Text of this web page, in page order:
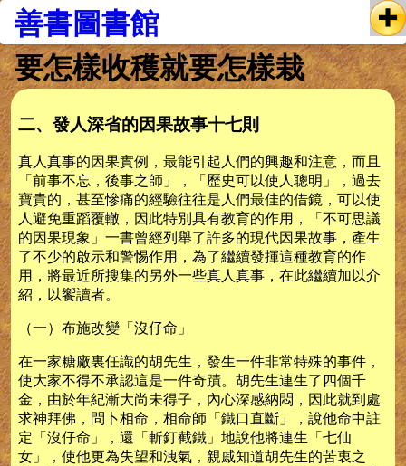
善書圖書館
要怎樣收穫就要怎樣栽
二、發人深省的因果故事十七則
真人真事的因果實例，最能引起人們的興趣和注意，而且
「前事不忘，後事之師」，「歷史可以使人聰明」，過去
寶貴的，甚至慘痛的經驗往往是人們最佳的借鏡，可以使
人避免重蹈覆轍，因此特別具有教育的作用，「不可思議
的因果現象」一書曾經列舉了許多的現代因果故事，產生
了不少的啟示和警惕作用，為了繼續發揮這種教育的作
用，將最近所搜集的另外一些真人真事，在此繼續加以介
紹，以饗讀者。
（一）布施改變「沒仔命」
在一家糖廠裏任識的胡先生，發生一件非常特殊的事件，
使大家不得不承認這是一件奇蹟。胡先生連生了四個千
金，由於年紀漸大尚未得子，內心深感納悶，因此就到處
求神拜佛，問卜相命，相命師「鐵口直斷」，說他命中註
定「沒仔命」，還「斬釘截鐵」地說他將連生「七仙
女」，使他更為失望和洩氣，親戚知道胡先生的苦衷之